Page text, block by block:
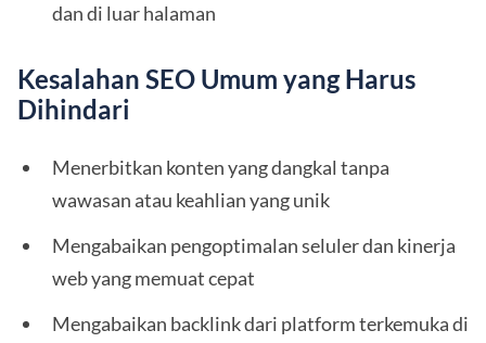
dan di luar halaman
Kesalahan SEO Umum yang Harus
Dihindari
Menerbitkan konten yang dangkal tanpa
wawasan atau keahlian yang unik
Mengabaikan pengoptimalan seluler dan kinerja
web yang memuat cepat
Mengabaikan backlink dari platform terkemuka di